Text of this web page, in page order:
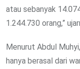
atau sebanyak
1.244.730 orang,”
Menurut Abdul
hanya berasal dari